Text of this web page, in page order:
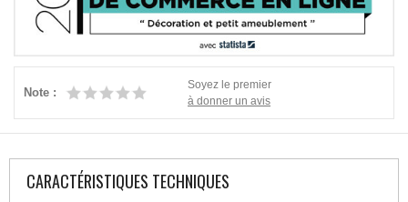
Note :
Soyez le premier
à donner un avis
CARACTÉRISTIQUES TECHNIQUES